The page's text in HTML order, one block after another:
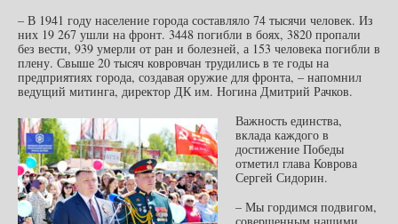
– В 1941 году население города составляло 74 тысячи человек. Из
них 19 267 ушли на фронт. 3448 погибли в боях, 3820 пропали
без вести, 939 умерли от ран и болезней, а 153 человека погибли в
плену. Свыше 20 тысяч ковровчан трудились в те годы на
предприятиях города, создавая оружие для фронта, – напомнил
ведущий митинга, директор ДК им. Ногина Дмитрий Рачков.
Важность единства,
вклада каждого в
достижение Победы
отметил глава Коврова
Сергей Сидорин.
– Мы гордимся подвигом,